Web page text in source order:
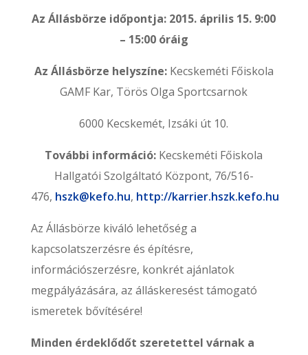
Az Állásbörze időpontja: 2015. április 15. 9:00
– 15:00 óráig
Az Állásbörze helyszíne:Kecskeméti Főiskola
GAMF Kar, Törös Olga Sportcsarnok
6000 Kecskemét, Izsáki út 10.
További információ: Kecskeméti Főiskola
Hallgatói Szolgáltató Központ, 76/516-
476, hszk@kefo.hu, http://karrier.hszk.kefo.hu
Az Állásbörze kiváló lehetőség a
kapcsolatszerzésre és építésre,
információszerzésre, konkrét ajánlatok
megpályázására, az álláskeresést támogató
ismeretek bővítésére!
Minden érdeklődőt szeretettel várnak a